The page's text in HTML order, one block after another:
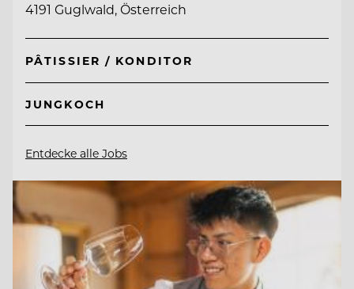
4191 Guglwald, Österreich
PÂTISSIER / KONDITOR
JUNGKOCH
Entdecke alle Jobs